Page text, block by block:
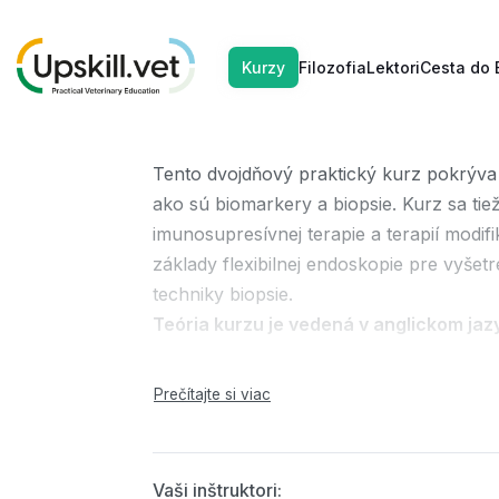
Kurzy FilozofiaLektoriCesta do
MAR
06 07
Tento dvojdňový praktický kurz
ako sú biomarkery a biopsie. Kurz sa
imunosupresívnej terapie a terapií
základy flexibilnej endoskopie pre
techniky biopsie.
Teória kurzu je vedená v anglickom
Prednáška 1 – Klinický prístup k GI
Vaši inštruktori: